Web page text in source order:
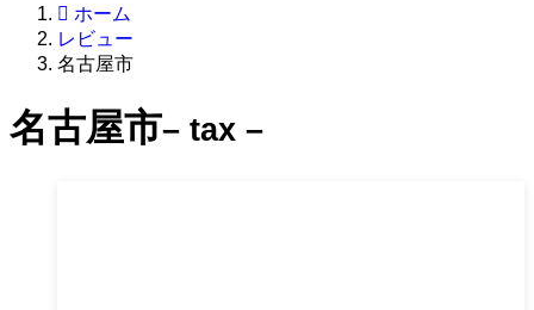
ホーム
レビュー
名古屋市
名古屋市– tax –